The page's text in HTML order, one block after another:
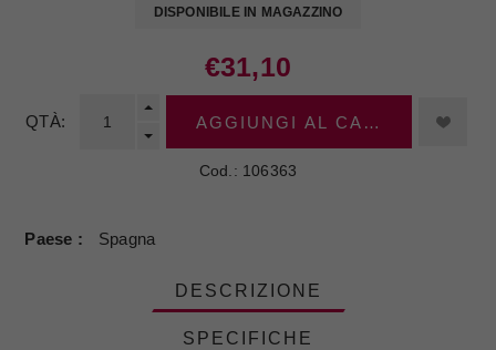
DISPONIBILE IN MAGAZZINO
€31,10
QTÀ: AGGIUNGI AL CARRELLO
Cod.: 106363
Paese Spagna
DESCRIZIONE
SPECIFICHE